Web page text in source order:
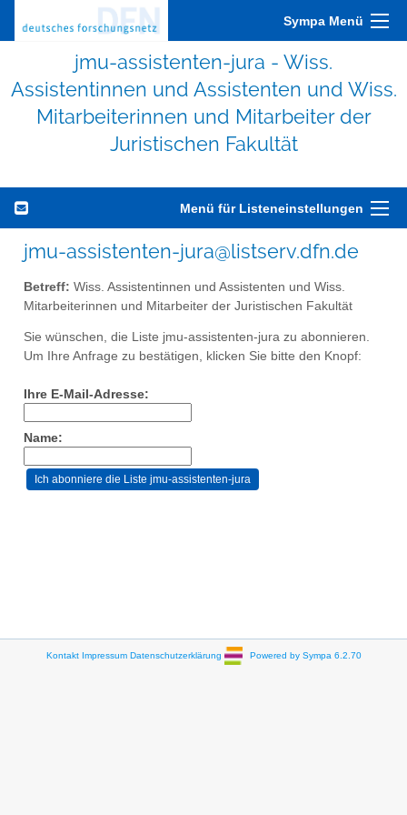
Sympa Menü
jmu-assistenten-jura - Wiss.
Assistentinnen und Assistenten und Wiss.
Mitarbeiterinnen und Mitarbeiter der
Juristischen Fakultät
Menü für Listeneinstellungen
jmu-assistenten-jura@listserv.dfn.de
Betreff: Wiss. Assistentinnen und Assistenten und Wiss.
Mitarbeiterinnen und Mitarbeiter der Juristischen Fakultät
Sie wünschen, die Liste jmu-assistenten-jura zu abonnieren.
Um Ihre Anfrage zu bestätigen, klicken Sie bitte den Knopf:
Ihre E-Mail-Adresse:
Name:
Kontakt Impressum Datenschutzerklärung Powered by Sympa 6.2.70